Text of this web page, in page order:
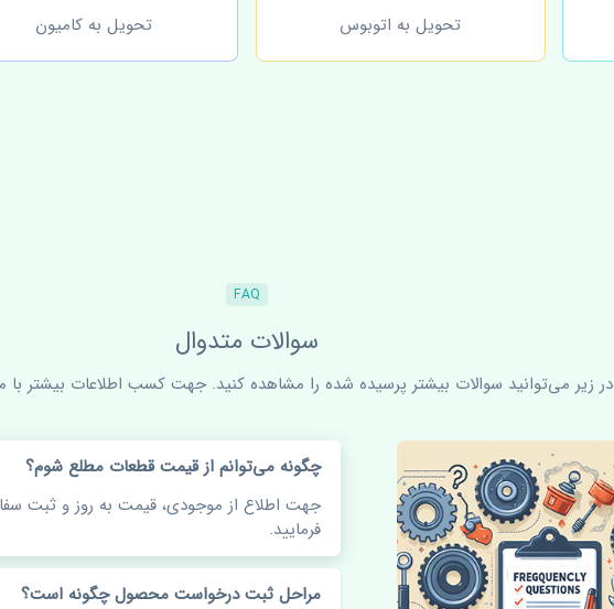
تحویل به اتوبوس تحویل به کامیون
FAQ
سوالات متدوال
در زیر می‌توانید سوالات بیشتر پرسیده شده را مشاهده کنید. جهت کسب اطلاعات بیشتر با
چگونه می‌توانم از قیمت قطعات مطلع شوم؟
جهت اطلاع از موجودی، قیمت به روز و ثبت
فرمایید.
مراحل ثبت درخواست محصول چگونه است؟